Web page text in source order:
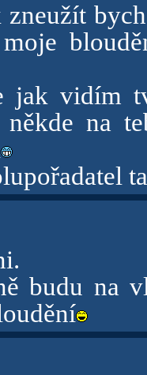
zneužít
jak vidím
někde na
budu na